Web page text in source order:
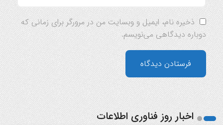
ذخیره نام، ایمیل و وبسایت من در مرورگر برای زمانی که
دوباره دیدگاهی می‌نویسم.
اخبار روز فناوری اطلاعات